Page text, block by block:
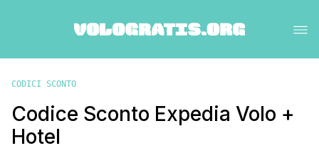
CODICI SCONTO
Codice Sconto Expedia Volo +
Hotel